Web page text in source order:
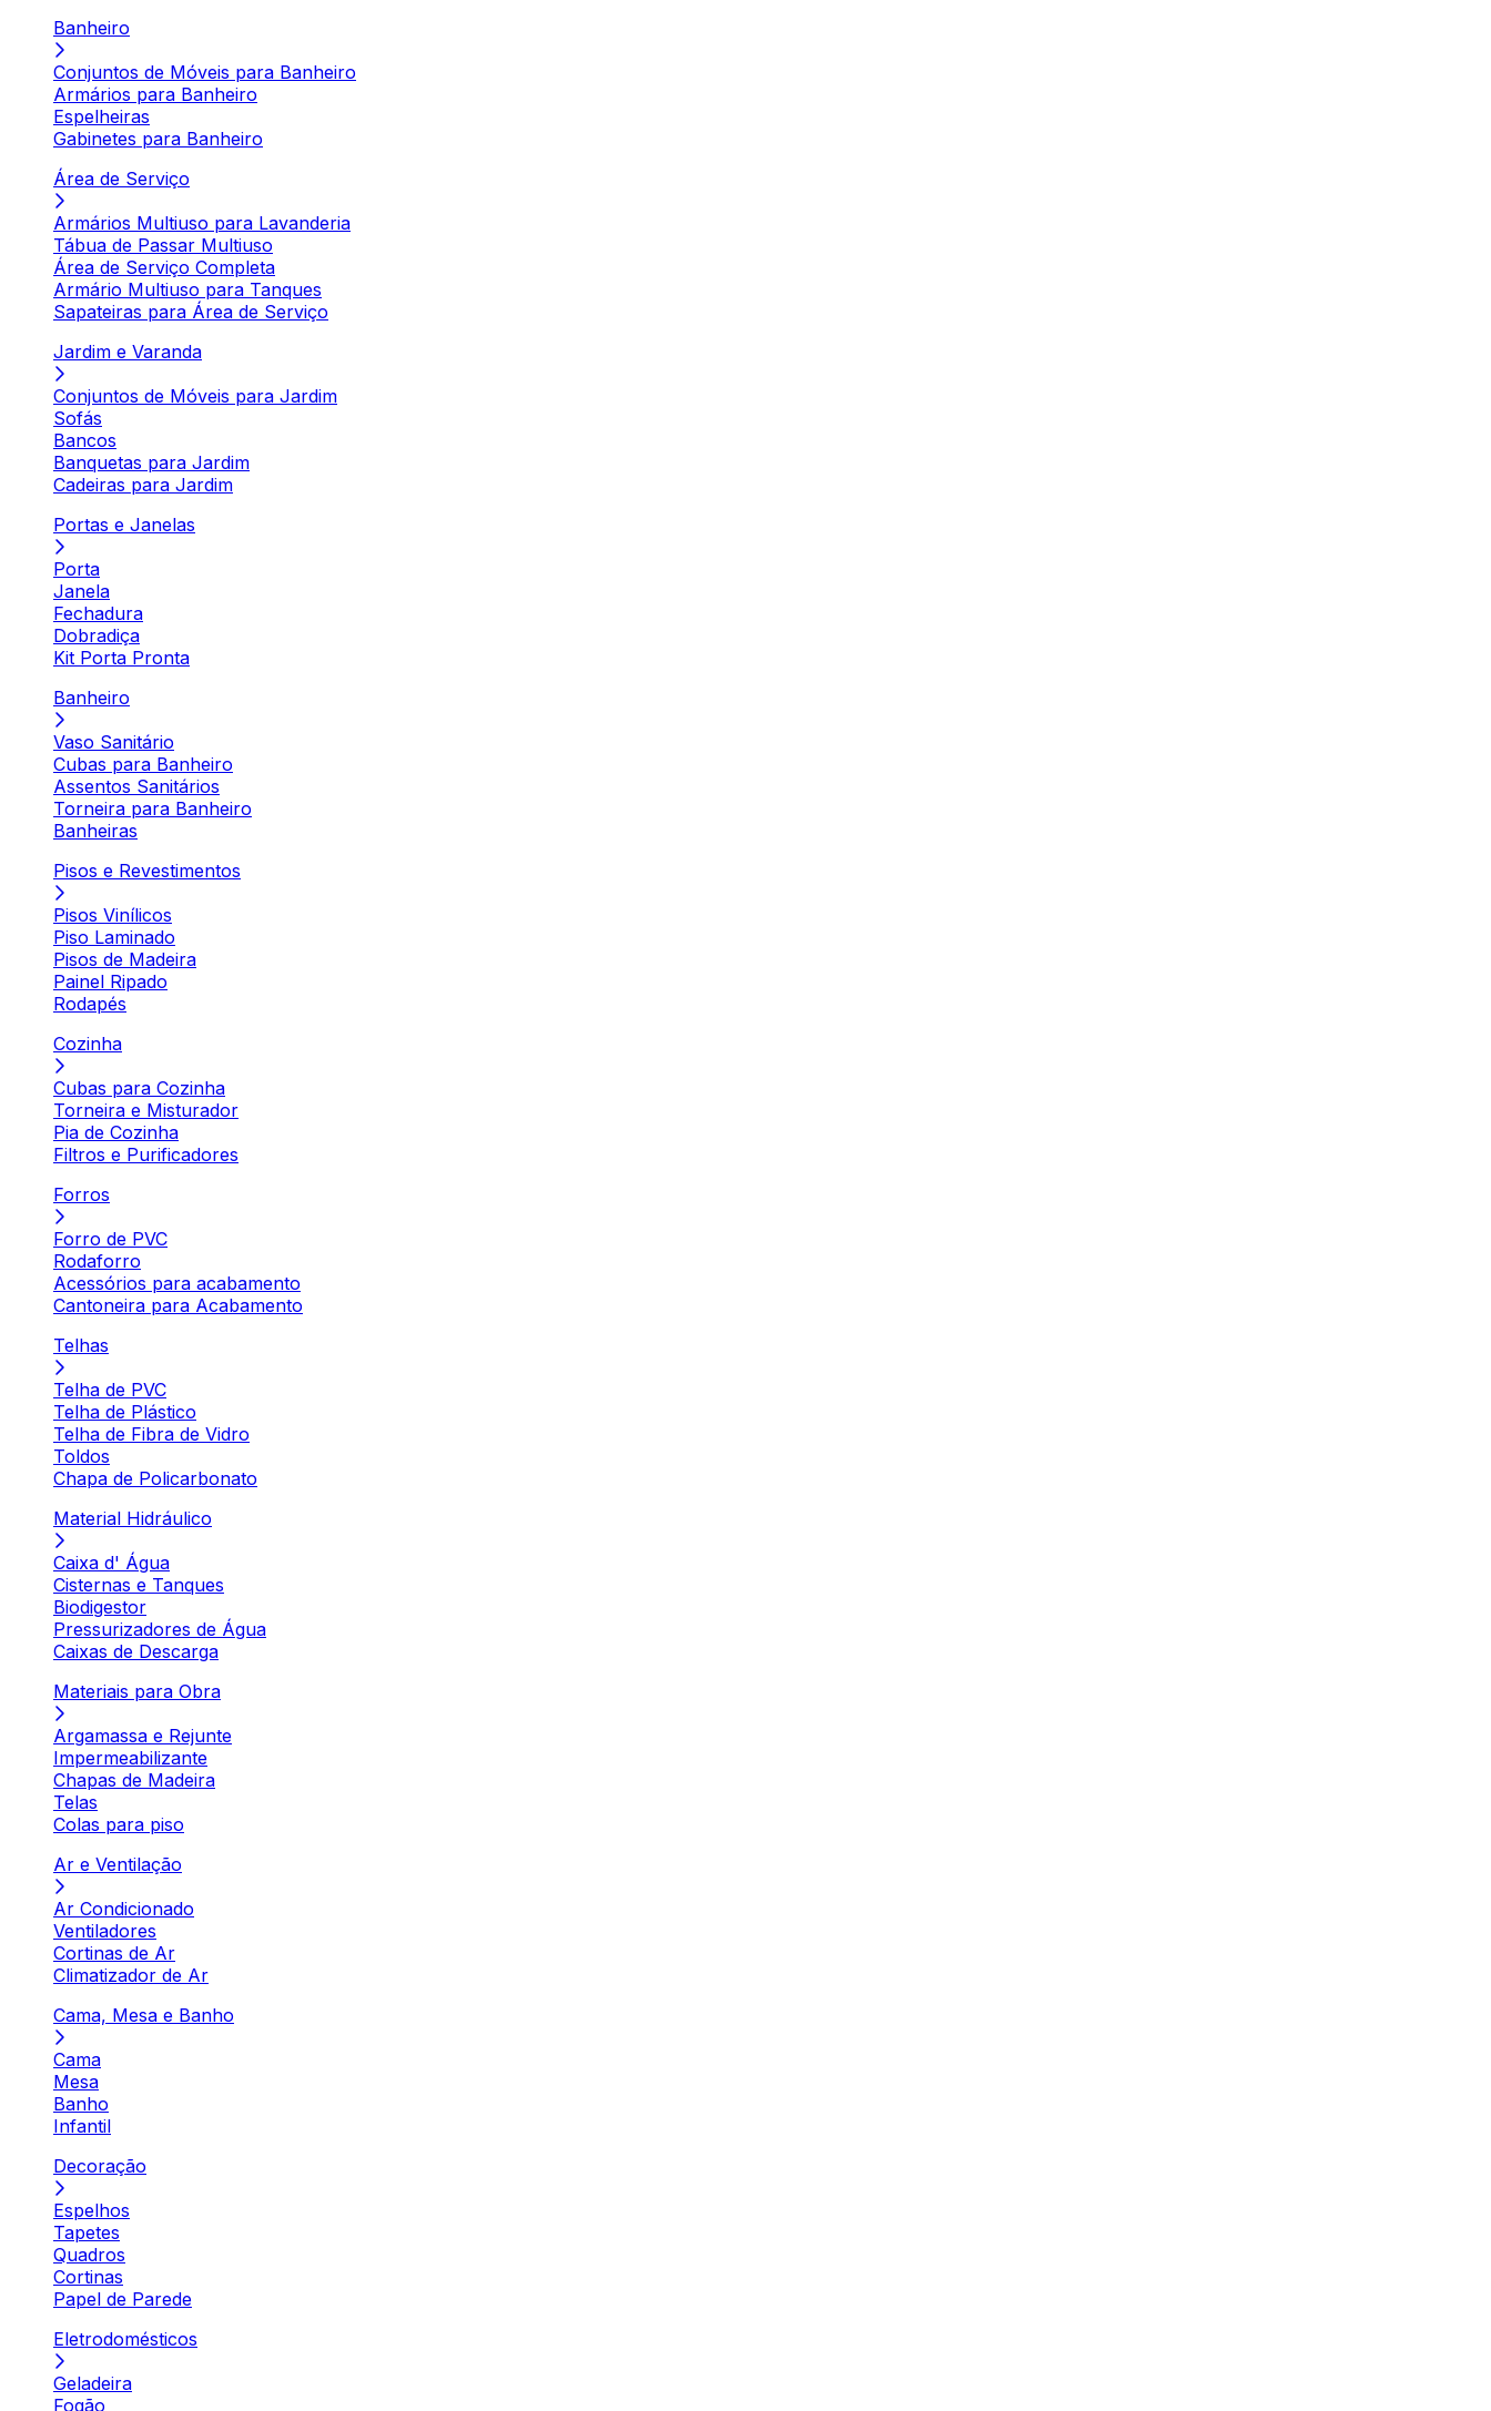
Banheiro
Conjuntos de Móveis para Banheiro
Armários para Banheiro
Espelheiras
Gabinetes para Banheiro
Área de Serviço
Armários Multiuso para Lavanderia
Tábua de Passar Multiuso
Área de Serviço Completa
Armário Multiuso para Tanques
Sapateiras para Área de Serviço
Jardim e Varanda
Conjuntos de Móveis para Jardim
Sofás
Bancos
Banquetas para Jardim
Cadeiras para Jardim
Portas e Janelas
Porta
Janela
Fechadura
Dobradiça
Kit Porta Pronta
Banheiro
Vaso Sanitário
Cubas para Banheiro
Assentos Sanitários
Torneira para Banheiro
Banheiras
Pisos e Revestimentos
Pisos Vinílicos
Piso Laminado
Pisos de Madeira
Painel Ripado
Rodapés
Cozinha
Cubas para Cozinha
Torneira e Misturador
Pia de Cozinha
Filtros e Purificadores
Forros
Forro de PVC
Rodaforro
Acessórios para acabamento
Cantoneira para Acabamento
Telhas
Telha de PVC
Telha de Plástico
Telha de Fibra de Vidro
Toldos
Chapa de Policarbonato
Material Hidráulico
Caixa d' Água
Cisternas e Tanques
Biodigestor
Pressurizadores de Água
Caixas de Descarga
Materiais para Obra
Argamassa e Rejunte
Impermeabilizante
Chapas de Madeira
Telas
Colas para piso
Ar e Ventilação
Ar Condicionado
Ventiladores
Cortinas de Ar
Climatizador de Ar
Cama, Mesa e Banho
Cama
Mesa
Banho
Infantil
Decoração
Espelhos
Tapetes
Quadros
Cortinas
Papel de Parede
Eletrodomésticos
Geladeira
Fogão